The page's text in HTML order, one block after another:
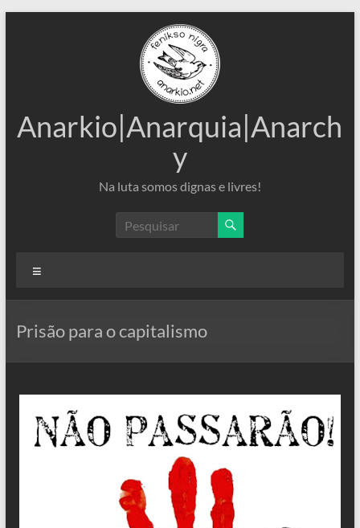
Anarkio|Anarquia|Anarch
y
Na luta somos dignas e livres!
Prisão para o capitalismo